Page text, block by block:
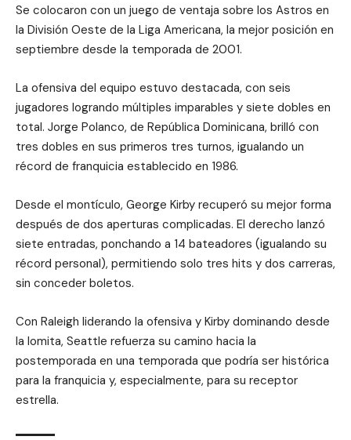
Se colocaron con un juego de ventaja sobre los Astros en
la División Oeste de la Liga Americana, la mejor posición en
septiembre desde la temporada de 2001.
La ofensiva del equipo estuvo destacada, con seis
jugadores logrando múltiples imparables y siete dobles en
total. Jorge Polanco, de República Dominicana, brilló con
tres dobles en sus primeros tres turnos, igualando un
récord de franquicia establecido en 1986.
Desde el montículo, George Kirby recuperó su mejor forma
después de dos aperturas complicadas. El derecho lanzó
siete entradas, ponchando a 14 bateadores (igualando su
récord personal), permitiendo solo tres hits y dos carreras,
sin conceder boletos.
Con Raleigh liderando la ofensiva y Kirby dominando desde
la lomita, Seattle refuerza su camino hacia la
postemporada en una temporada que podría ser histórica
para la franquicia y, especialmente, para su receptor
estrella.